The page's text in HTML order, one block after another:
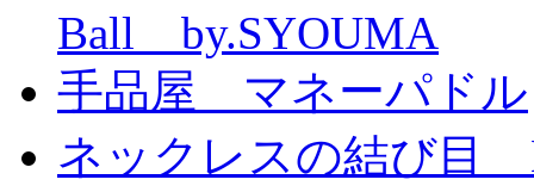
Ball by.SYOUMA
手品屋 マネーパドル
ネックレスの結び目